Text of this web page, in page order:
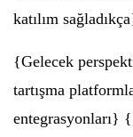
katılım
{Gelecek
tartışma
entegrasyonları}